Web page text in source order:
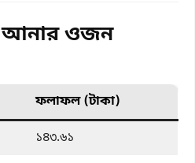
আনার ওজন
ফলাফল (টাকা)
১৪৩.৬১